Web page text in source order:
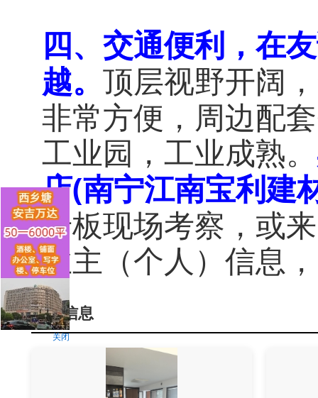
四、交通便利，在
越。 顶层视野开阔
非常方便，周边配
工业园，工业成熟。
店(南宁江南宝利建
老板现场考察，或
业主（个人）信息
推荐信息
关闭